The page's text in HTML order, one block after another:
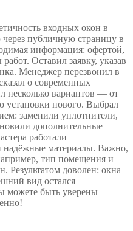
входных окон в
публичную страницу в
информация: офертой,
Оставил заявку, указав
Менеджер перезвонил в
о современных
несколько вариантов — от
установки нового. Выбрал
заменили уплотнители,
дополнительные
работали
надёжные материалы. Важно,
тип помещения и
Результатом доволен: окна
вид остался
можете быть уверены —